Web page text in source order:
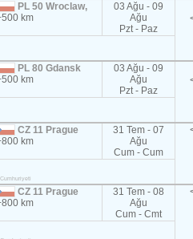
PL 50 Wroclaw,
km
03 Ağu - 09
Ağu
Pzt - Paz
PL 80 Gdansk
km
03 Ağu - 09
Ağu
Pzt - Paz
CZ 11 Prague
km
31 Tem - 07
Ağu
Cum - Cum
CZ 11 Prague
km
31 Tem - 08
Ağu
Cum - Cmt